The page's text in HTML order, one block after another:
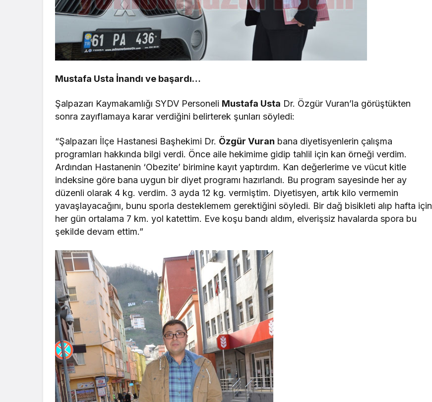
Mustafa Usta İnandı ve başardı…
Şalpazarı Kaymakamlığı SYDV Personeli Mustafa Usta Dr. Özgür Vuran’la görüştükten
sonra zayıflamaya karar verdiğini belirterek şunları söyledi:
“Şalpazarı İlçe Hastanesi Başhekimi Dr. Özgür Vuran bana diyetisyenlerin çalışma
programları hakkında bilgi verdi. Önce aile hekimime gidip tahlil için kan örneği verdim.
Ardından Hastanenin ‘Obezite’ birimine kayıt yaptırdım. Kan değerlerime ve vücut kitle
indeksine göre bana uygun bir diyet programı hazırlandı. Bu program sayesinde her ay
düzenli olarak 4 kg. verdim. 3 ayda 12 kg. vermiştim. Diyetisyen, artık kilo vermemin
yavaşlayacağını, bunu sporla desteklemem gerektiğini söyledi. Bir dağ bisikleti alıp hafta için
her gün ortalama 7 km. yol katettim. Eve koşu bandı aldım, elverişsiz havalarda spora bu
şekilde devam ettim.”